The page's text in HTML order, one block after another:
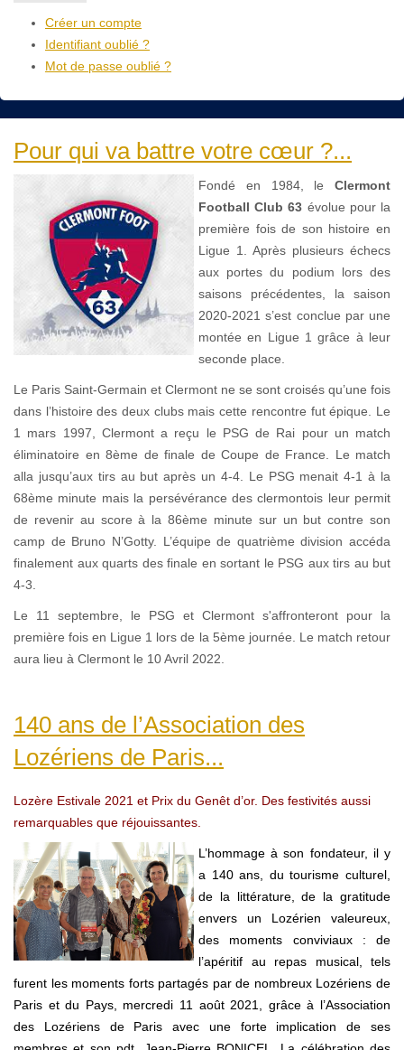
Créer un compte
Identifiant oublié ?
Mot de passe oublié ?
Pour qui va battre votre cœur ?...
Fondé en 1984, le Clermont
Football Club 63 évolue pour la
première fois de son histoire en
Ligue 1. Après plusieurs échecs
aux portes du podium lors des
saisons précédentes, la saison
2020-2021 s’est conclue par une
montée en Ligue 1 grâce à leur
seconde place.
Le Paris Saint-Germain et Clermont ne se sont croisés qu’une fois
dans l’histoire des deux clubs mais cette rencontre fut épique. Le
1 mars 1997, Clermont a reçu le PSG de Rai pour un match
éliminatoire en 8ème de finale de Coupe de France. Le match
alla jusqu’aux tirs au but après un 4-4. Le PSG menait 4-1 à la
68ème minute mais la persévérance des clermontois leur permit
de revenir au score à la 86ème minute sur un but contre son
camp de Bruno N’Gotty. L’équipe de quatrième division accéda
finalement aux quarts des finale en sortant le PSG aux tirs au but
4-3.
Le 11 septembre, le PSG et Clermont s'affronteront pour la
première fois en Ligue 1 lors de la 5ème journée. Le match retour
aura lieu à Clermont le 10 Avril 2022.
140 ans de l’Association des
Lozériens de Paris...
Lozère Estivale 2021 et Prix du Genêt d’or. Des festivités aussi
remarquables que réjouissantes.
L’hommage à son fondateur, il y
a 140 ans, du tourisme culturel,
de la littérature, de la gratitude
envers un Lozérien valeureux,
des moments conviviaux : de
l’apéritif au repas musical, tels
furent les moments forts partagés par de nombreux Lozériens de
Paris et du Pays, mercredi 11 août 2021, grâce à l’Association
des Lozériens de Paris avec une forte implication de ses